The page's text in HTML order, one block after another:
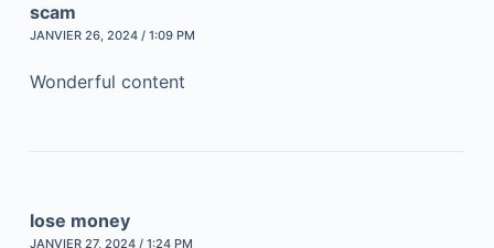
scam
JANVIER 26, 2024 / 1:09 PM
Wonderful content
lose money
JANVIER 27, 2024 / 1:24 PM